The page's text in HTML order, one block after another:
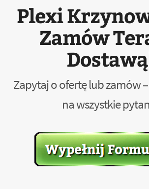
Plexi
Zamów
Zapytaj o ofertę lub zamów
na wszystkie